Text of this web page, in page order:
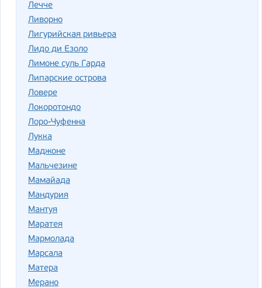
Лечче
Ливорно
Лигурийская ривьера
Лидо ди Езоло
Лимоне суль Гарда
Липарские острова
Ловере
Локоротондо
Лоро-Чуфенна
Лукка
Маджоне
Мальчезине
Мамайада
Мандурия
Мантуя
Маратея
Мармолада
Марсала
Матера
Мерано